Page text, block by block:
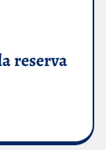
reserva